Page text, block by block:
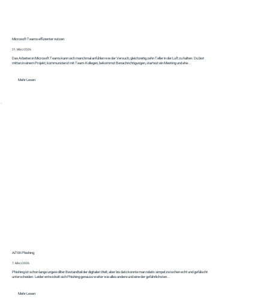
Microsoft Teams effizienter nutzen
21. März 2026
Das Arbeiten in Microsoft Teams kann sich manchmal anfühlen wie der Versuch, gleichzeitig zehn Teller in der Luft zu halten. Du bist
mitten in einem Projekt, kommunizierst mit Team-Kollegen, bekommst Benachrichtigungen, startest ein Meeting und ehe...
Mehr Lesen
AiTM‑Phishing
7. März 2026
Phishing ist schon lange ungewollter Bestandteil der digitalen Welt, aber bis dato konnte man relativ simpel zwischen echt und gefälscht
unterscheiden. Leider entwickelt sich Phishing genauso weiter wie alles andere und eine der gefährlichsten...
Mehr Lesen